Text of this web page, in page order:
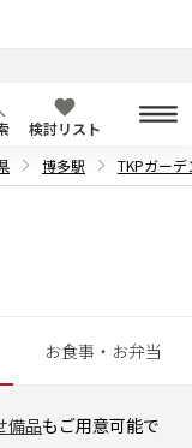
された皆さまへ
検討リスト
博多駅 TKPガー
お食事・お弁当
備品もご用意可能で